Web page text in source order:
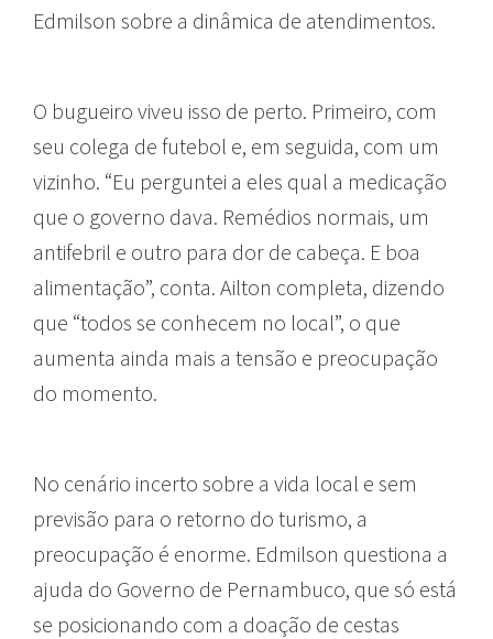
Edmilson sobre a dinâmica de atendimentos.
O bugueiro viveu isso de perto. Primeiro, com
seu colega de futebol e, em seguida, com um
vizinho. “Eu perguntei a eles qual a medicação
que o governo dava. Remédios normais, um
antifebril e outro para dor de cabeça. E boa
alimentação”, conta. Ailton completa, dizendo
que “todos se conhecem no local”, o que
aumenta ainda mais a tensão e preocupação
do momento.
No cenário incerto sobre a vida local e sem
previsão para o retorno do turismo, a
preocupação é enorme. Edmilson questiona a
ajuda do Governo de Pernambuco, que só está
se posicionando com a doação de cestas